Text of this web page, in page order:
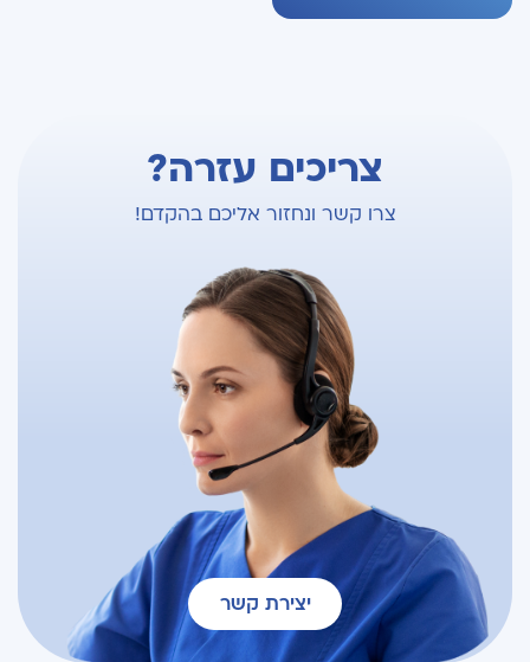
צריכים עזרה?
צרו קשר ונחזור אליכם בהקדם!
יצירת קשר